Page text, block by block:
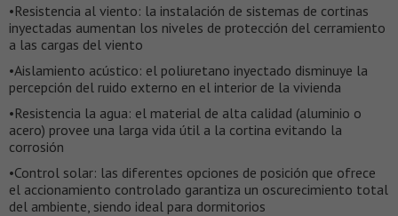
•Resistencia al viento: la instalación de sistemas de cortinas
inyectadas aumentan los niveles de protección del cerramiento
a las cargas del viento
•Aislamiento acústico: el poliuretano inyectado disminuye la
percepción del ruido externo en el interior de la vivienda
•Resistencia la agua: el material de alta calidad (aluminio o
acero) provee una larga vida útil a la cortina evitando la
corrosión
•Control solar: las diferentes opciones de posición que ofrece
el accionamiento controlado garantiza un oscurecimiento total
del ambiente, siendo ideal para dormitorios